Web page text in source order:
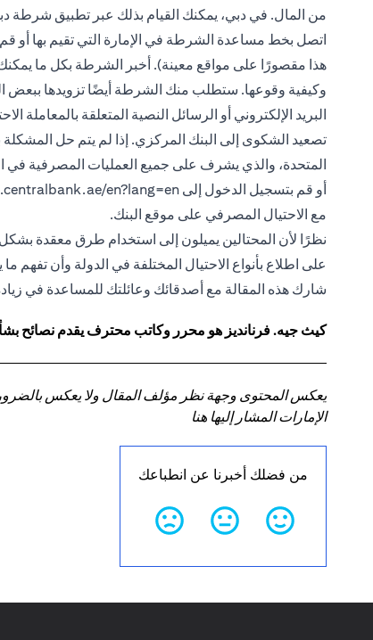
اتصل بخط مساعدة الشرطة في الإمارة التي تقيم بها أو
هذا مقصورًا على مواقع معينة). أخبر الشرطة بكل ما
وكيفية وقوعها. ستطلب منك الشرطة أيضًا تزويدها ببعض
البريد الإلكتروني أو الرسائل النصية المتعلقة بالمعاملة
تصعيد الشكوى إلى البنك المركزي. إذا لم يتم حل
أو قم بتسجيل الدخول إلى en?lang=en
مع الاحتيال المصرفي على موقع البنك.
نظرًا لأن المحتالين يميلون إلى استخدام طرق معقدة
على اطلاع بأنواع الاحتيال المختلفة في الدولة وأن
شارك هذه المقالة مع أصدقائك وعائلتك للمساعدة في
كيث جيه. فرنانديز هو محرر وكاتب محترف يقدم نصائح
يعكس المحتوى وجهة نظر مؤلف المقال ولا يعكس بالضرورة
الإمارات المشار إليها هنا
من فضلك أخبرنا عن انطباعك